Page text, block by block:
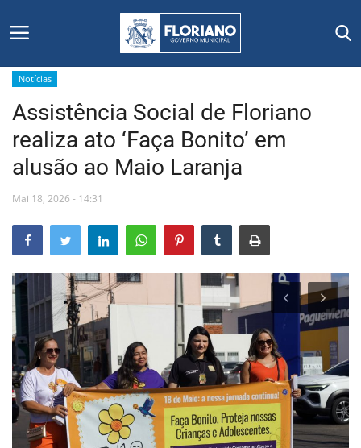
Início
Editais
Floriano
Secretarias e Órgãos
Mural de Licitações
Notícias
Vídeos
Webmail
Contato
Notícias
Assistência Social de Floriano
realiza ato ‘Faça Bonito’ em
alusão ao Maio Laranja
Mai 18, 2026 - 14:31